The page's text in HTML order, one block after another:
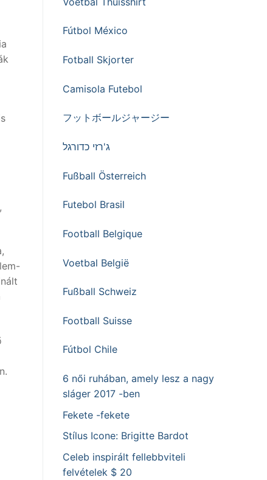
Fútbol México
Fotball Skjorter
Camisola Futebol
フットボールジャージー
ג'רזי כדורגל
Fußball Österreich
Futebol Brasil
Football Belgique
Voetbal België
Fußball Schweiz
Football Suisse
Fútbol Chile
6 női ruhában, amely lesz a nagy
sláger 2017 -ben
Fekete -fekete
Stílus Icone: Brigitte Bardot
Celeb inspirált fellebbviteli
felvételek $ 20